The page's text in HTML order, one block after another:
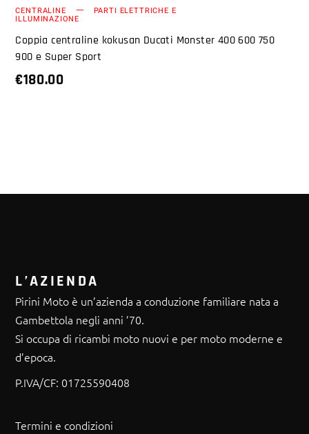
CENTRALINE PARTI ELETTRICHE E
ILLUMINAZIONE
Coppia centraline kokusan Ducati Monster 400 600 750
900 e Super Sport
€180.00
L’AZIENDA
Pirini Moto è un’azienda a conduzione familiare nata a
Gambettola negli anni ’70.
Si occupa di ricambi moto nuovi e per moto moderne e
d’epoca.
P.IVA/CF: 01725590408
Termini e condizioni